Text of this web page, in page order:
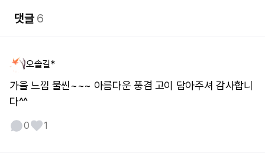
댓글6
오솔길*
가을 느낌 물씬~~~ 아름다운 풍겸 고이 담아주셔 감사합니
다^^
0 1